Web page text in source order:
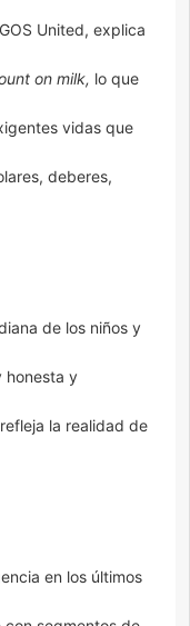
United, explica
on milk, lo que
vidas que
deberes,
de los niños y
honesta y
la realidad de
en los últimos